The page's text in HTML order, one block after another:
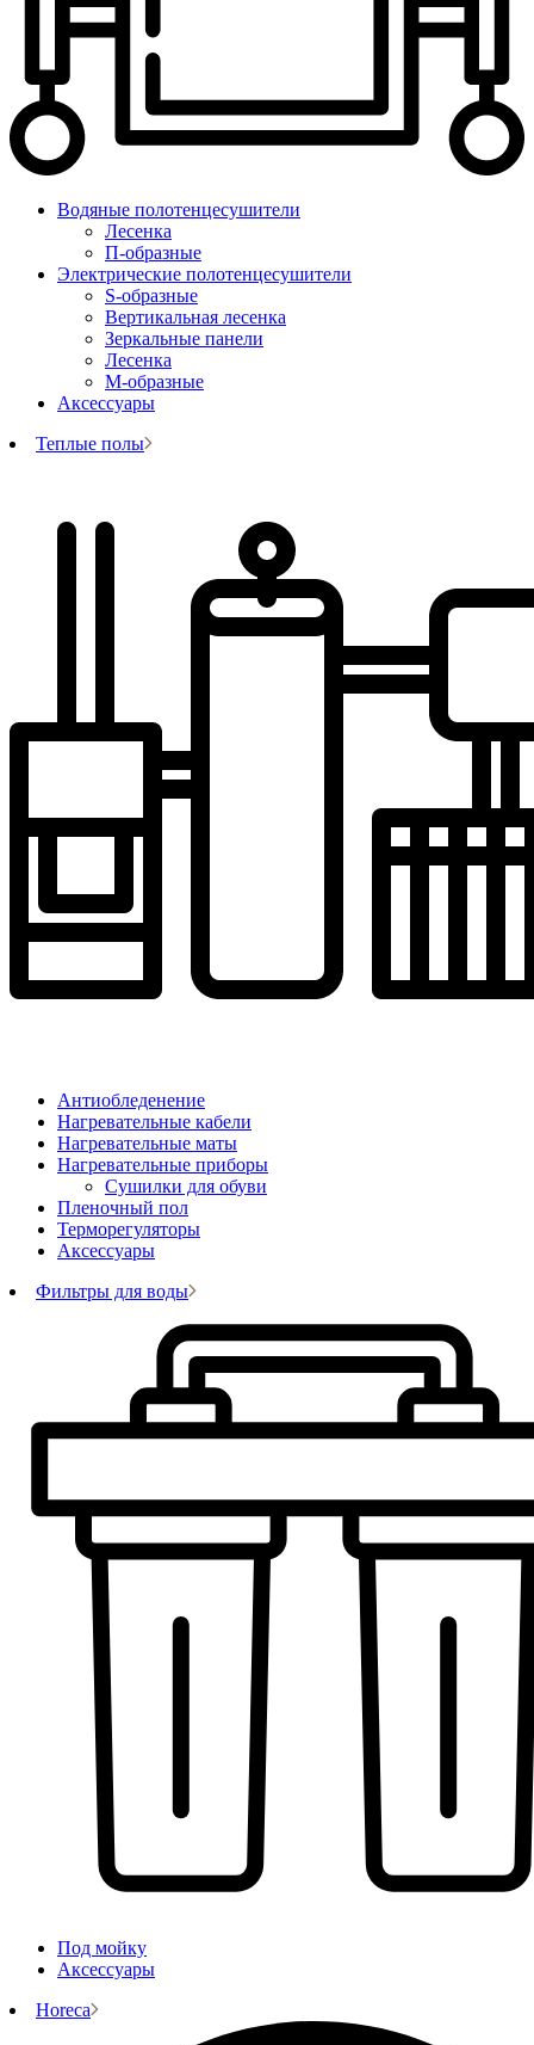
Водяные полотенцесушители
Лесенка
П-образные
Электрические полотенцесушители
S-образные
Вертикальная лесенка
Зеркальные панели
Лесенка
М-образные
Аксессуары
Теплые полы
Антиобледенение
Нагревательные кабели
Нагревательные маты
Нагревательные приборы
Сушилки для обуви
Пленочный пол
Терморегуляторы
Аксессуары
Фильтры для воды
Под мойку
Аксессуары
Horeca